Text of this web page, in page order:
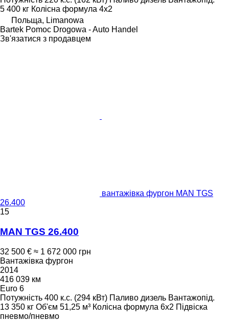
5 400 кг Колісна формула 4x2
Польща, Limanowa
Bartek Pomoc Drogowa - Auto Handel
Зв'язатися з продавцем
вантажівка фургон MAN TGS
26.400
15
MAN TGS 26.400
32 500 € ≈ 1 672 000 грн
Вантажівка фургон
2014
416 039 км
Euro 6
Потужність 400 к.с. (294 кВт) Паливо дизель Вантажопід.
13 350 кг Об'єм 51,25 м³ Колісна формула 6x2 Підвіска
пневмо/пневмо